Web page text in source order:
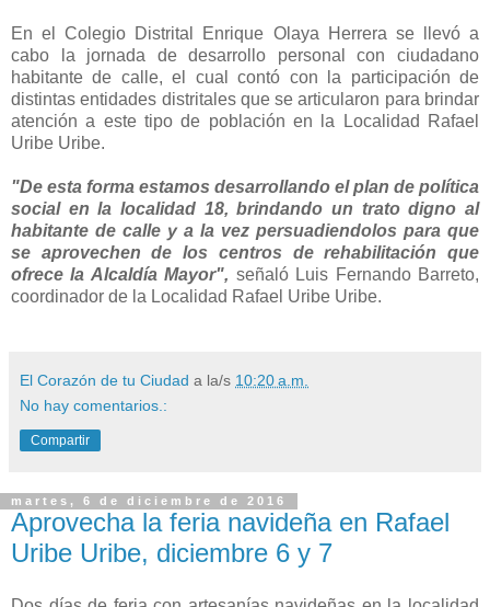
En el Colegio Distrital Enrique Olaya Herrera se llevó a
cabo la jornada de desarrollo personal con ciudadano
habitante de calle, el cual contó con la participación de
distintas entidades distritales que se articularon para brindar
atención a este tipo de población en la Localidad Rafael
Uribe Uribe.
"De esta forma estamos desarrollando el plan de política
social en la localidad 18, brindando un trato digno al
habitante de calle y a la vez persuadiendolos para que
se aprovechen de los centros de rehabilitación que
ofrece la Alcaldía Mayor", señaló Luis Fernando Barreto,
coordinador de la Localidad Rafael Uribe Uribe.
El Corazón de tu Ciudad a la/s 10:20 a.m.
No hay comentarios.:
Compartir
martes, 6 de diciembre de 2016
Aprovecha la feria navideña en Rafael
Uribe Uribe, diciembre 6 y 7